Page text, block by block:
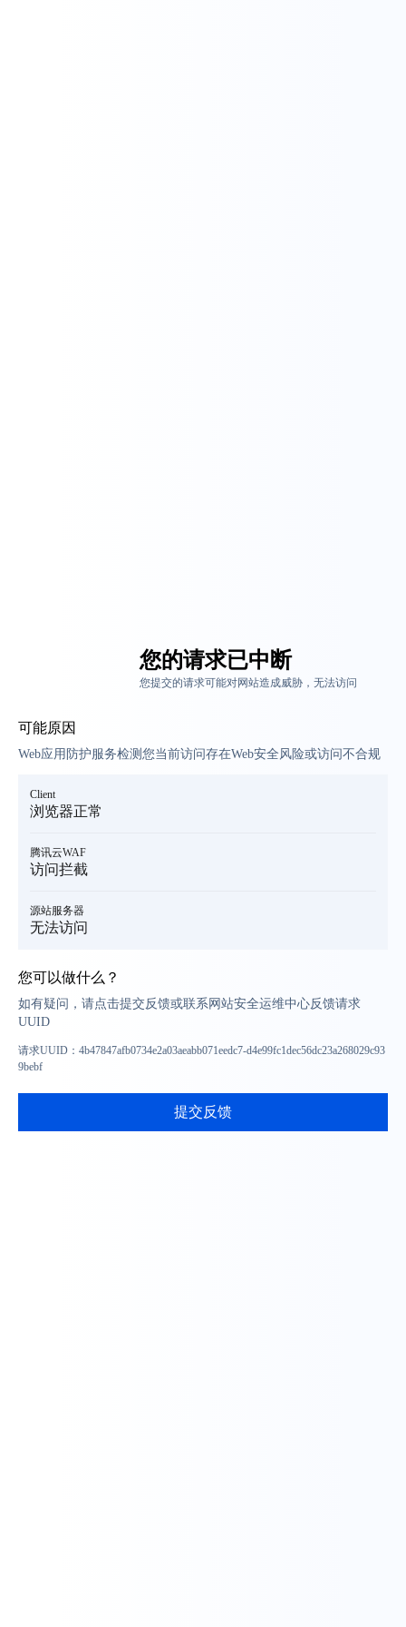
您的请求已中断
您提交的请求可能对网站造成威胁，无法访问
可能原因
Web应用防护服务检测您当前访问存在Web安全风险或访问不合规
Client
浏览器正常
腾讯云WAF
访问拦截
源站服务器
无法访问
您可以做什么？
如有疑问，请点击提交反馈或联系网站安全运维中心反馈请求
UUID
请求UUID： 4b47847afb0734e2a03aeabb071eedc7-d4e99fc1dec56dc23a268029c93
9bebf
提交反馈